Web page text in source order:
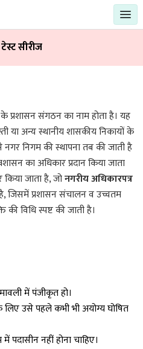
के प्रशासन संगठन का नाम होता है। यह
या अन्य स्थानीय शासकीय निकायों के
निगम की स्थापना तब की जाती है
का अधिकार प्रदान किया जाता
जाता है, जोनगरीयअधिकारपत्र
जिसमें प्रशासन संचालन व उच्चतम
विधि स्पष्ट की जाती है।
में पंजीकृत हो।
उसे पहले कभी भी अयोग्य घोषित
पदासीन नहीं होना चाहिए।
सीरीज